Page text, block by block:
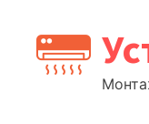
содержимому